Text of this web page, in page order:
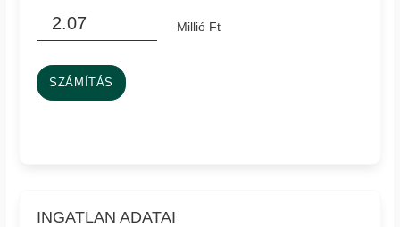
Millió Ft
SZÁMÍTÁS
INGATLAN ADATAI